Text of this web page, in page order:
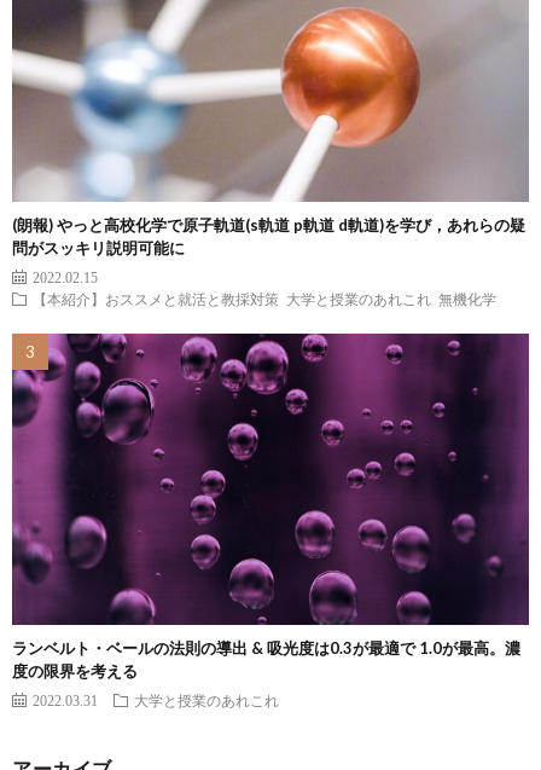
(朗報) やっと高校化学で原子軌道(s軌道 p軌道 d軌道)を学び，あれらの疑
問がスッキリ説明可能に
2022.02.15
【本紹介】おススメと就活と教採対策 大学と授業のあれこれ 無機化学
ランベルト・ベールの法則の導出 & 吸光度は0.3が最適で 1.0が最高。濃
度の限界を考える
2022.03.31 大学と授業のあれこれ